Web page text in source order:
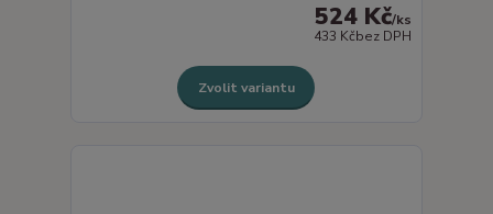
524 Kč/ks
433 Kčbez DPH
Zvolit variantu